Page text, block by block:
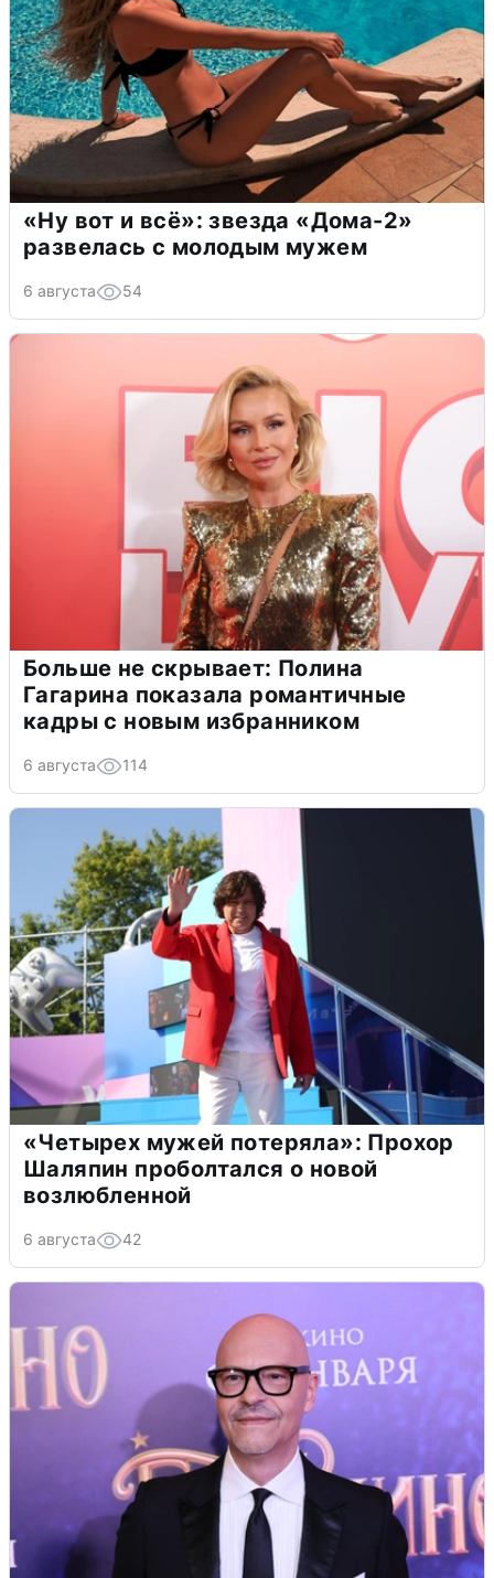
«Ну вот и всё»: звезда «Дома-2»
развелась с молодым мужем
6 августа 54
Больше не скрывает: Полина
Гагарина показала романтичные
кадры с новым избранником
6 августа 114
«Четырех мужей потеряла»: Прохор
Шаляпин проболтался о новой
возлюбленной
6 августа 42